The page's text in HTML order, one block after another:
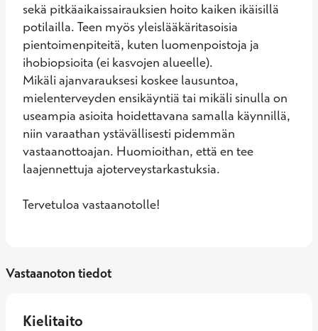
sekä pitkäaikaissairauksien hoito kaiken ikäisillä
potilailla. Teen myös yleislääkäritasoisia
pientoimenpiteitä, kuten luomenpoistoja ja
ihobiopsioita (ei kasvojen alueelle).
Mikäli ajanvarauksesi koskee lausuntoa,
mielenterveyden ensikäyntiä tai mikäli sinulla on
useampia asioita hoidettavana samalla käynnillä,
niin varaathan ystävällisesti pidemmän
vastaanottoajan. Huomioithan, että en tee
laajennettuja ajoterveystarkastuksia.
Tervetuloa vastaanotolle!
Vastaanoton tiedot
Kielitaito